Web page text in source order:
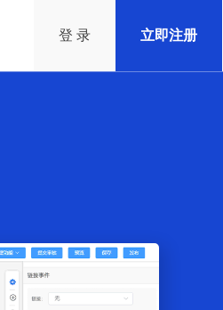
登 录 立即注册